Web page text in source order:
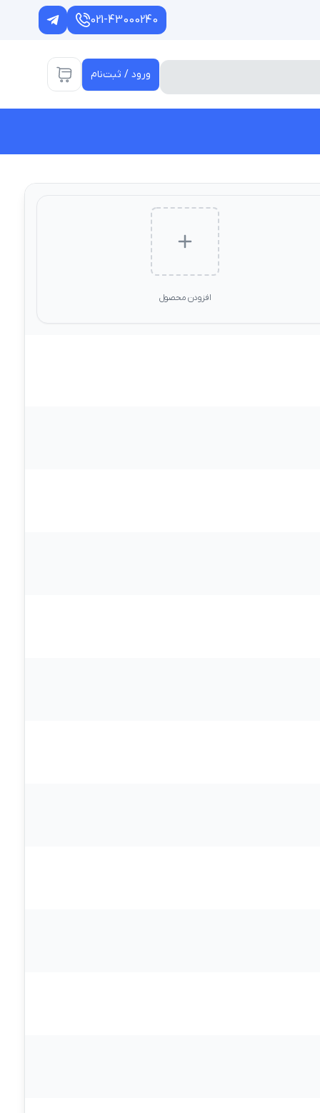
021-43000240
ورود / ثبت‌نام
افزودن محصول